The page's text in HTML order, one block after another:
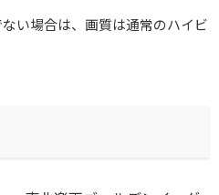
い場合は、画質は通常のハイビ